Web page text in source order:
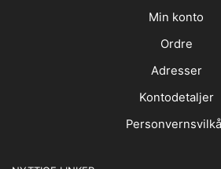
Min konto
Ordre
Adresser
Kontodetaljer